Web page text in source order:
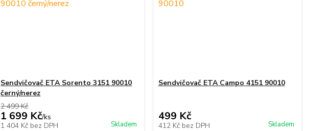
Sendvičovač ETA Sorento 3151 90010
černý/nerez
2 499 Kč
1 699 Kč/ks
1 404 Kč bez DPH Skladem
Sendvičovač ETA Campo 4151 90010
499 Kč
412 Kč bez DPH Skladem